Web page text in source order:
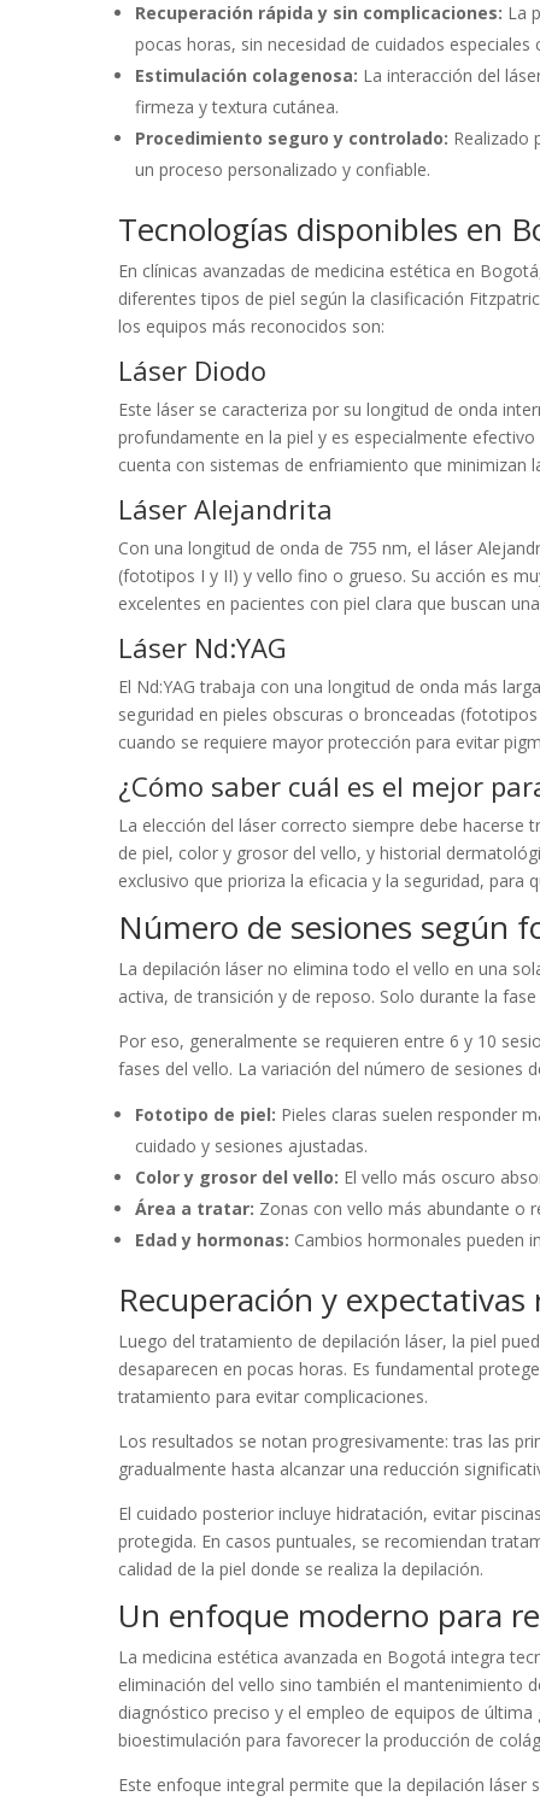
Recuperación rápida y sin complicaciones: La
pocas horas, sin necesidad de cuidados especiales
Estimulación colagenosa: La interacción del
firmeza y textura cutánea.
Procedimiento seguro y controlado: Realizado
un proceso personalizado y confiable.
Tecnologías disponibles en
En clínicas avanzadas de medicina estética en
diferentes tipos de piel según la clasificación
los equipos más reconocidos son:
Láser Diodo
Este láser se caracteriza por su longitud de onda
profundamente en la piel y es especialmente
cuenta con sistemas de enfriamiento que minimizan
Láser Alejandrita
Con una longitud de onda de 755 nm, el láser
(fototipos I y II) y vello fino o grueso. Su acción es
excelentes en pacientes con piel clara que buscan
Láser Nd:YAG
El Nd:YAG trabaja con una longitud de onda más
seguridad en pieles obscuras o bronceadas
cuando se requiere mayor protección para evitar
¿Cómo saber cuál es el mejor
La elección del láser correcto siempre debe hacerse
de piel, color y grosor del vello, y historial
exclusivo que prioriza la eficacia y la seguridad,
Número de sesiones según
La depilación láser no elimina todo el vello en una
activa, de transición y de reposo. Solo durante la
Por eso, generalmente se requieren entre 6 y 10
fases del vello. La variación del número de sesiones
Fototipo de piel: Pieles claras suelen responder
cuidado y sesiones ajustadas.
Color y grosor del vello: El vello más oscuro
Área a tratar: Zonas con vello más abundante o
Edad y hormonas: Cambios hormonales pueden
Recuperación y expectativas
Luego del tratamiento de depilación láser, la piel
desaparecen en pocas horas. Es fundamental
tratamiento para evitar complicaciones.
Los resultados se notan progresivamente: tras las
gradualmente hasta alcanzar una reducción
El cuidado posterior incluye hidratación, evitar
protegida. En casos puntuales, se recomiendan
calidad de la piel donde se realiza la depilación.
Un enfoque moderno para
La medicina estética avanzada en Bogotá integra
eliminación del vello sino también el mantenimiento
diagnóstico preciso y el empleo de equipos de
bioestimulación para favorecer la producción de
Este enfoque integral permite que la depilación